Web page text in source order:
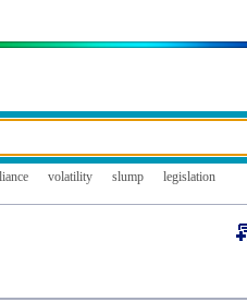
volatility slump legislation